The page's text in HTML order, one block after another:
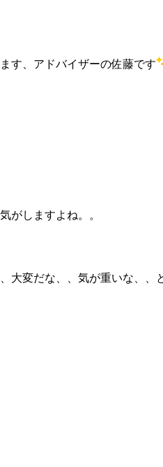
す、アドバイザーの佐藤です
がしますよね。。
大変だな、、気が重いな、